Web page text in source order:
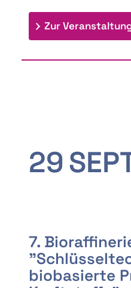
Zur
29
7.
biobasierte